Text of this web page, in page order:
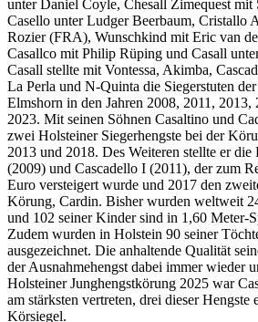
unter Daniel Coyle, Chesall Zimequest
Casello unter Ludger Beerbaum, Cristallo
Rozier (FRA), Wunschkind mit Eric van
Casallco mit Philip Rüping und Casall
Casall stellte mit Vontessa, Akimba,
La Perla und N-Quinta die Siegerstuten
Elmshorn in den Jahren 2008, 2011, 2013,
2023. Mit seinen Söhnen Casaltino und
zwei Holsteiner Siegerhengste bei der
2013 und 2018. Des Weiteren stellte er die
(2009) und Cascadello I (2011), der zum
Euro versteigert wurde und 2017 den
Körung, Cardin. Bisher wurden weltweit
und 102 seiner Kinder sind in 1,60 Meter-
Zudem wurden in Holstein 90 seiner
ausgezeichnet. Die anhaltende Qualität
der Ausnahmehengst dabei immer wieder
Holsteiner Junghengstkörung 2025 war
am stärksten vertreten, drei dieser Hengste
Körsiegel.